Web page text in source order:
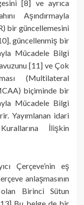
[8] ve ayrıca
Aşındırmayla
bir güncellemesini
güncellenmiş bir
Mücadele Bilgi
[11] ve Çok
(Multilateral
biçiminde bir
Mücadele Bilgi
Yayımlanan idari
İlişkin
Çerçeve’nin eş
anlaşmasının
Birinci Sütun